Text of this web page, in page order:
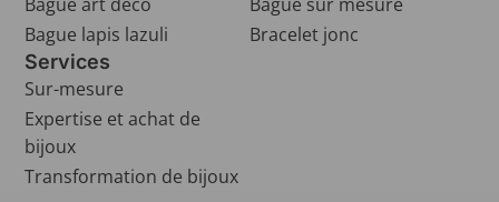
Bague lapis lazuli
Bracelet jonc
Services
Sur-mesure
Expertise et achat de
bijoux
Transformation de bijoux